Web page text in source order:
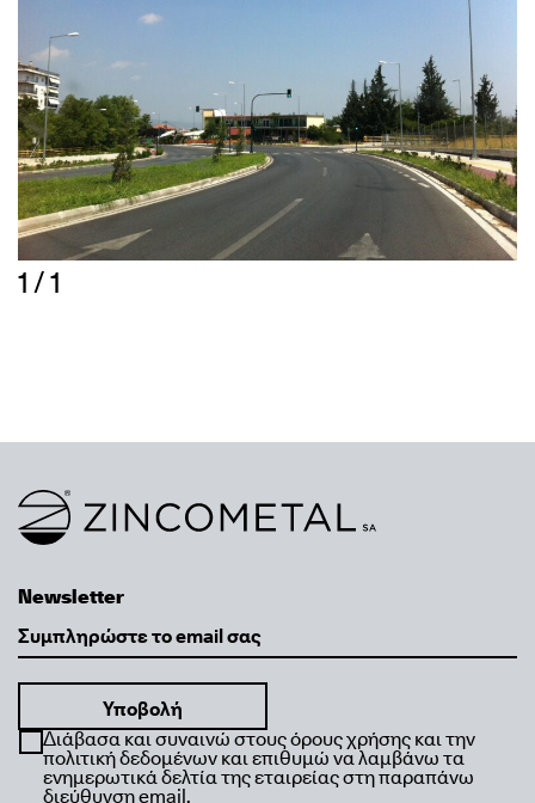
1 / 1
Link to homepage
Newsletter
Διάβασα και συναινώ στους όρους χρήσης και την
πολιτική δεδομένων και επιθυμώ να λαμβάνω τα
ενημερωτικά δελτία της εταιρείας στη παραπάνω
διεύθυνση email.